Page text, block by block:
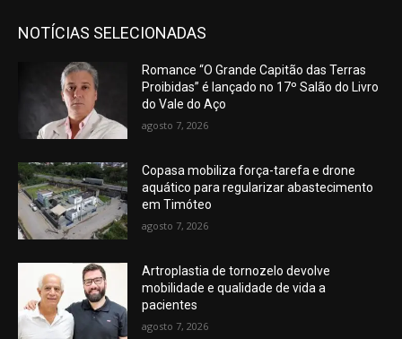
NOTÍCIAS SELECIONADAS
Romance “O Grande Capitão das Terras
Proibidas” é lançado no 17º Salão do Livro
do Vale do Aço
agosto 7, 2026
Copasa mobiliza força-tarefa e drone
aquático para regularizar abastecimento
em Timóteo
agosto 7, 2026
Artroplastia de tornozelo devolve
mobilidade e qualidade de vida a
pacientes
agosto 7, 2026